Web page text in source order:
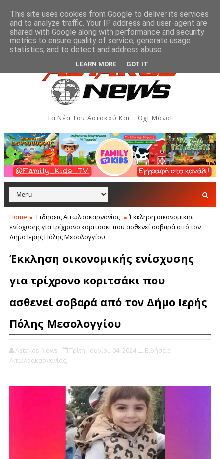
- Αύγουστος 2026 ΑΣΤΑΚΌΣ Όρθρος και Θεία Λειτουργία
Τα Νέα Του Αστακού Και... Όχι Μόνο!
Home Ειδήσεις Αιτωλοακαρνανίας
Έκκληση οικονομικής
ενίσχυσης για τρίχρονο κοριτσάκι που ασθενεί σοβαρά από τον
Δήμο Ιερής Πόλης Μεσολογγίου
Έκκληση οικονομικής ενίσχυσης
για τρίχρονο κοριτσάκι που
ασθενεί σοβαρά από τον Δήμο Ιερής
Πόλης Μεσολογγίου
Astakos-News Τρίτη, Ιουνίου 04, 2024
Ειδήσεις
Αιτωλοακαρνανίας,
This site uses cookies from Google to deliver its services
and to analyze traffic. Your IP address and user-agent are
shared with Google along with performance and security
metrics to ensure quality of service, generate usage
statistics, and to detect and address abuse.
LEARN MORE GOT IT